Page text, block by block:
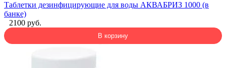
Таблетки дезинфицирующие для воды АКВАБРИЗ 1000 (в
банке)
2100 руб.
В корзину